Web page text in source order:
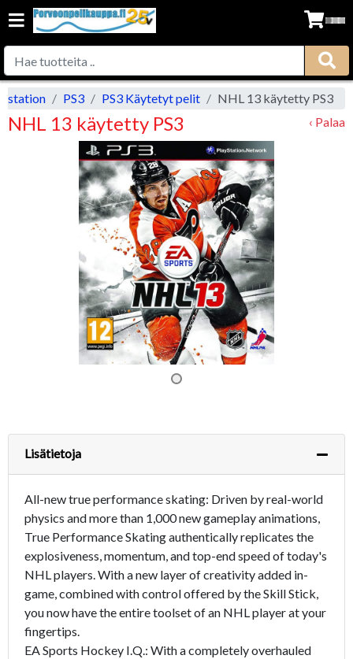
PS3 PS3 Käytetyt pelit NHL 13 käytetty PS3
NHL 13 käytetty PS3 ‹ Palaa
Lisätietoja
All-new true performance skating: Driven by real-world
physics and more than 1,000 new gameplay animations,
True Performance Skating authentically replicates the
explosiveness, momentum, and top-end speed of today's
NHL players. With a new layer of creativity added in-
game, combined with control offered by the Skill Stick,
you now have the entire toolset of an NHL player at your
fingertips.
EA Sports Hockey I.Q.: With a completely overhauled